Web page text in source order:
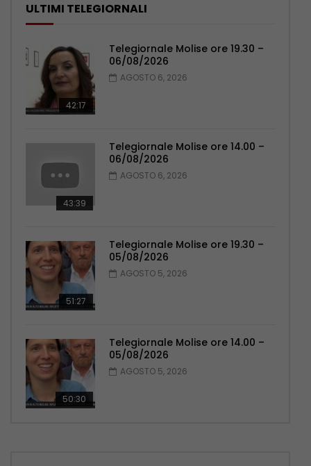
ULTIMI TELEGIORNALI
42:17
Telegiornale Molise ore 19.30 –
06/08/2026
AGOSTO 6, 2026
43:39
Telegiornale Molise ore 14.00 –
06/08/2026
AGOSTO 6, 2026
51:27
Telegiornale Molise ore 19.30 –
05/08/2026
AGOSTO 5, 2026
50:30
Telegiornale Molise ore 14.00 –
05/08/2026
AGOSTO 5, 2026